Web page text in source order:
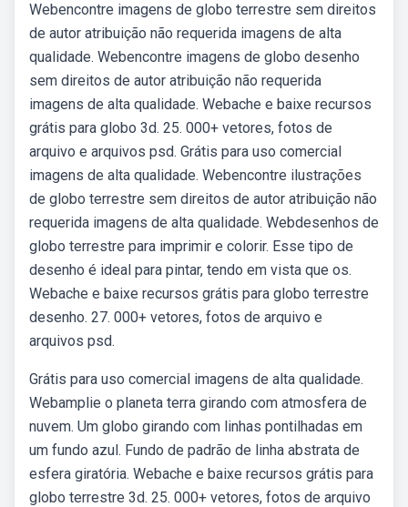
Webencontre imagens de globo terrestre sem direitos
de autor atribuição não requerida imagens de alta
qualidade. Webencontre imagens de globo desenho
sem direitos de autor atribuição não requerida
imagens de alta qualidade. Webache e baixe recursos
grátis para globo 3d. 25. 000+ vetores, fotos de
arquivo e arquivos psd. Grátis para uso comercial
imagens de alta qualidade. Webencontre ilustrações
de globo terrestre sem direitos de autor atribuição não
requerida imagens de alta qualidade. Webdesenhos de
globo terrestre para imprimir e colorir. Esse tipo de
desenho é ideal para pintar, tendo em vista que os.
Webache e baixe recursos grátis para globo terrestre
desenho. 27. 000+ vetores, fotos de arquivo e
arquivos psd.
Grátis para uso comercial imagens de alta qualidade.
Webamplie o planeta terra girando com atmosfera de
nuvem. Um globo girando com linhas pontilhadas em
um fundo azul. Fundo de padrão de linha abstrata de
esfera giratória. Webache e baixe recursos grátis para
globo terrestre 3d. 25. 000+ vetores, fotos de arquivo